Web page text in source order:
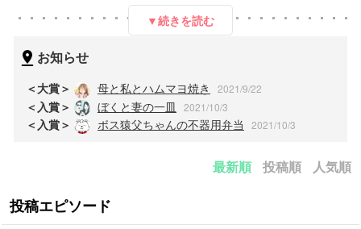
▼続きを読む
お知らせ
＜大賞＞ 母と私とハムマヨ焼き 2021/9/22
＜入賞＞ ぼくと妻の一皿 2021/10/3
＜入賞＞ ボス猿父ちゃんの不器用弁当 2021/10/3
最新順 投稿順 人気順
投稿エピソード